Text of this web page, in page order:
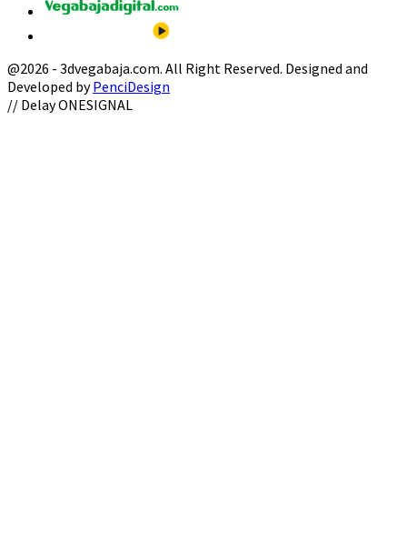
@2026 - 3dvegabaja.com. All Right Reserved. Designed and
Developed byPenciDesign
Facebook
Twitter
Instagram
Youtube
Email
// Delay ONESIGNAL